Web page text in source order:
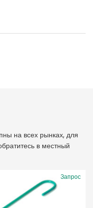
на всех рынках, для
в местный
Запрос